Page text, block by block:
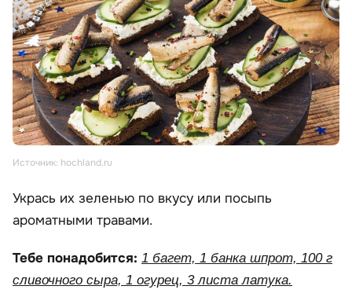
Источник: hochland.ru
Укрась их зеленью по вкусу или посыпь
ароматными травами.
Тебе понадобится: 1 багет, 1 банка шпрот, 100 г
сливочного сыра, 1 огурец, 3 листа латука.